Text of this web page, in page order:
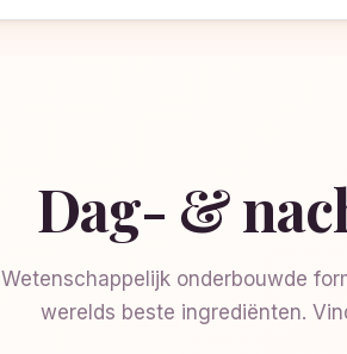
Dag- &
Wetenschappelijk onderbouwde
werelds beste ingrediënten.